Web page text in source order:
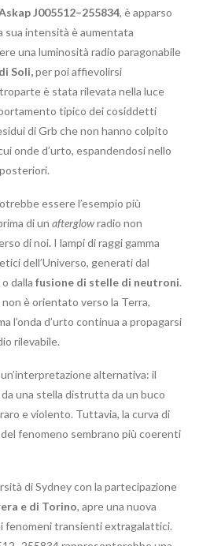
J005512–255834, è apparso
sua intensità è aumentata
una luminosità radio paragonabile
Soli,per poi affievolirsi
è stata rilevata nella luce
tipico dei cosiddetti
di Grb che non hanno colpito
onde d’urto, espandendosi nello
essere l’esempio più
di un afterglowradio non
di noi. I lampi di raggi gamma
dell’Universo, generati dal
o dalla fusione di stelle di neutroni.
è orientato verso la Terra,
l’onda d’urto continua a propagarsi
rilevabile.
alternativa: il
una stella distrutta da un buco
e violento. Tuttavia, la curva di
fenomeno sembrano più coerenti
di Sydney con la partecipazione
e di Torino, apre una nuova
fenomeni transienti extragalattici.